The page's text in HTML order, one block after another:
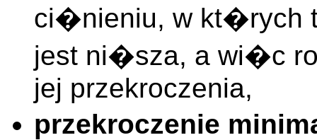
ci�nieniu, w kt�rych
jest ni�sza, a wi�c
jej przekroczenia,
przekroczenie